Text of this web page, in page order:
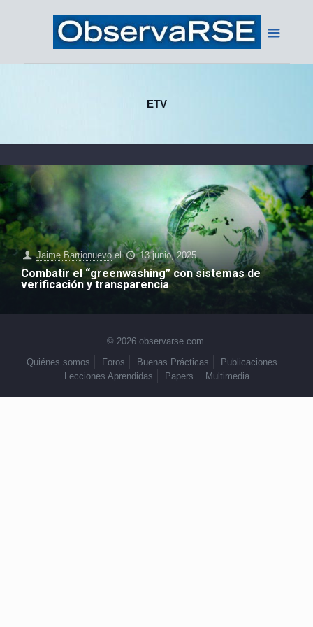
ETV
Jaime Barrionuevo el 13 junio, 2025
Combatir el “greenwashing” con sistemas de
verificación y transparencia
© 2026 observarse.com.
Quiénes somos
Foros Buenas Prácticas
Publicaciones
Lecciones Aprendidas
Papers Multimedia